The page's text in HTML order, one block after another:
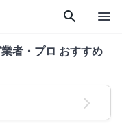
search menu
者・プロ おすすめ